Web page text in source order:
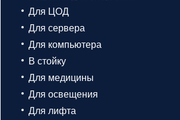
Для ЦОД
Для сервера
Для компьютера
В стойку
Для медицины
Для освещения
Для лифта